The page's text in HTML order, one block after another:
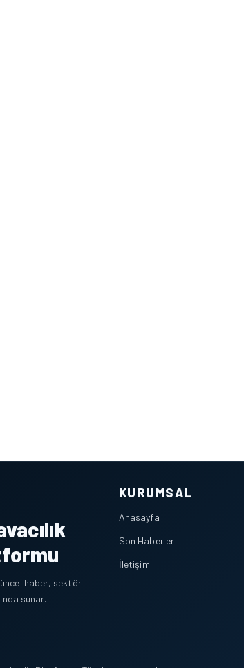
haber, sektör
sunar.
KURUMSAL
Anasayfa
Son Haberler
İletişim